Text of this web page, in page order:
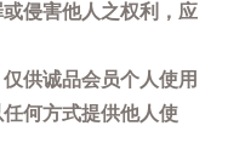
侵害他人之权利，应
供诚品会员个人使用
何方式提供他人使